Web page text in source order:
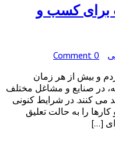
برای کسب و
0 Comment
و بیش از هر زمان
در صنایع و مشاغل مختلف
کنند. در شرایط کنونی
را به حالت تعلیق
[…]